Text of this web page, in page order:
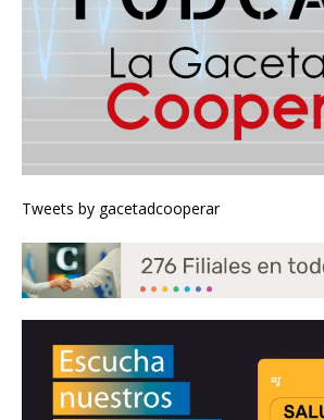
Tweets by gacetadcooperar